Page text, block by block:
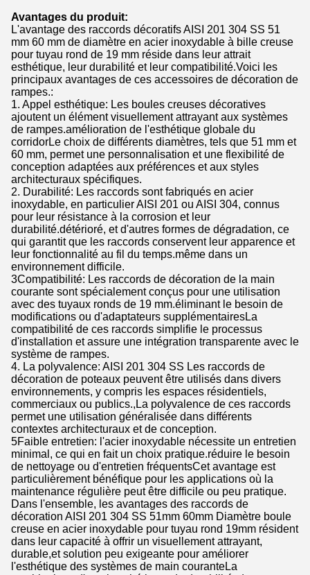
Avantages du produit:
L'avantage des raccords décoratifs AISI 201 304 SS 51
mm 60 mm de diamètre en acier inoxydable à bille creuse
pour tuyau rond de 19 mm réside dans leur attrait
esthétique, leur durabilité et leur compatibilité.Voici les
principaux avantages de ces accessoires de décoration de
rampes.:
1. Appel esthétique: Les boules creuses décoratives
ajoutent un élément visuellement attrayant aux systèmes
de rampes.amélioration de l'esthétique globale du
corridorLe choix de différents diamètres, tels que 51 mm et
60 mm, permet une personnalisation et une flexibilité de
conception adaptées aux préférences et aux styles
architecturaux spécifiques.
2. Durabilité: Les raccords sont fabriqués en acier
inoxydable, en particulier AISI 201 ou AISI 304, connus
pour leur résistance à la corrosion et leur
durabilité.détérioré, et d'autres formes de dégradation, ce
qui garantit que les raccords conservent leur apparence et
leur fonctionnalité au fil du temps.même dans un
environnement difficile.
3Compatibilité: Les raccords de décoration de la main
courante sont spécialement conçus pour une utilisation
avec des tuyaux ronds de 19 mm.éliminant le besoin de
modifications ou d'adaptateurs supplémentairesLa
compatibilité de ces raccords simplifie le processus
d'installation et assure une intégration transparente avec le
système de rampes.
4. La polyvalence: AISI 201 304 SS Les raccords de
décoration de poteaux peuvent être utilisés dans divers
environnements, y compris les espaces résidentiels,
commerciaux ou publics.,La polyvalence de ces raccords
permet une utilisation généralisée dans différents
contextes architecturaux et de conception.
5Faible entretien: l'acier inoxydable nécessite un entretien
minimal, ce qui en fait un choix pratique.réduire le besoin
de nettoyage ou d'entretien fréquentsCet avantage est
particulièrement bénéfique pour les applications où la
maintenance régulière peut être difficile ou peu pratique.
Dans l'ensemble, les avantages des raccords de
décoration AISI 201 304 SS 51mm 60mm Diamètre boule
creuse en acier inoxydable pour tuyau rond 19mm résident
dans leur capacité à offrir un visuellement attrayant,
durable,et solution peu exigeante pour améliorer
l'esthétique des systèmes de main couranteLa